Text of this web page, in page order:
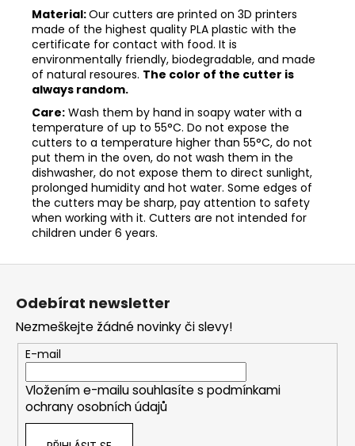
Material:Our cutters are printed on 3D printers
made of the highest quality PLA plastic with the
certificate for contact with food. It is
environmentally friendly, biodegradable, and made
of natural resoures. The color of the cutter is
always random.
Care: Wash them by hand in soapy water with a
temperature of up to 55°C. Do not expose the
cutters to a temperature higher than 55°C, do not
put them in the oven, do not wash them in the
dishwasher, do not expose them to direct sunlight,
prolonged humidity and hot water. Some edges of
the cutters may be sharp, pay attention to safety
when working with it. Cutters are not intended for
children under 6 years.
Z
Odebírat newsletter
Nezmeškejte žádné novinky či slevy!
E-mail
Vložením e-mailu souhlasíte s podmínkami
ochrany osobních údajů